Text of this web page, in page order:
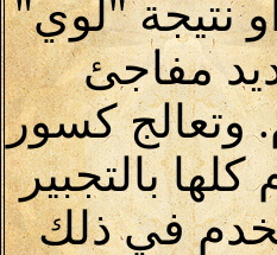
نتيجة "لوي"
مفاجئ
وتعالج كسور
كلها بالتجبير
في ذلك